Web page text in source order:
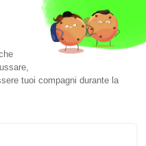
Modalità di Pagamento
Modalità di Spedizione
e Ritiro
(VE)